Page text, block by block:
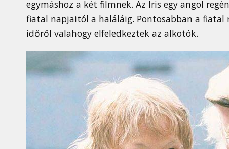
egymáshoz a két filmnek. Az Iris egy angol
fiatal napjaitól a haláláig. Pontosabban a
időről valahogy elfeledkeztek az alkotók.